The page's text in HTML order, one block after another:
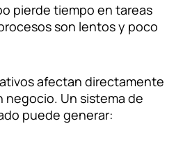
pierde tiempo en tareas
son lentos y poco
afectan directamente
negocio. Un sistema de
puede generar: